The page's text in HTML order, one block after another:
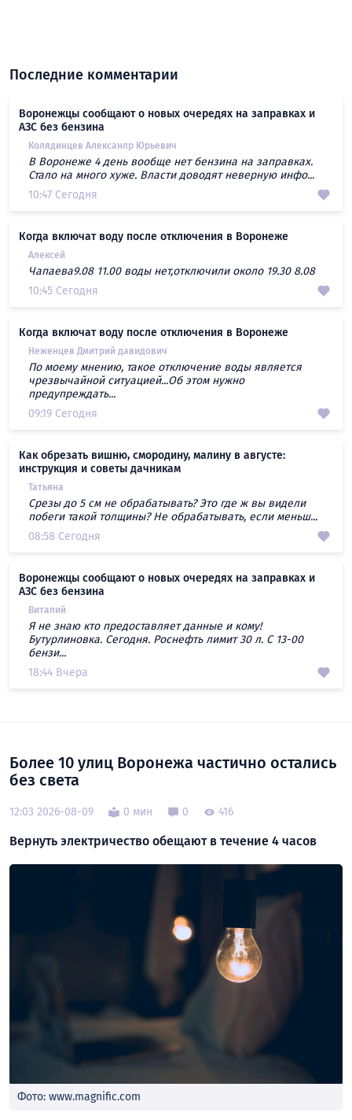
Последние комментарии
Воронежцы сообщают о новых очередях на заправках и
АЗС без бензина
Колядинцев Алексанлр Юрьевич
В Воронеже 4 день вообще нет бензина на заправках.
Стало на много хуже. Власти доводят неверную инфо...
10:47 Сегодня
Когда включат воду после отключения в Воронеже
Алексей
Чапаева9.08 11.00 воды нет,отключили около 19.30 8.08
10:45 Сегодня
Когда включат воду после отключения в Воронеже
Неженцев Дмитрий давидович
По моему мнению, такое отключение воды является
чрезвычайной ситуацией...Об этом нужно
предупреждать...
09:19 Сегодня
Как обрезать вишню, смородину, малину в августе:
инструкция и советы дачникам
Татьяна
Срезы до 5 см не обрабатывать? Это где ж вы видели
побеги такой толщины? Не обрабатывать, если меньш...
08:58 Сегодня
Воронежцы сообщают о новых очередях на заправках и
АЗС без бензина
Виталий
Я не знаю кто предоставляет данные и кому!
Бутурлиновка. Сегодня. Роснефть лимит 30 л. С 13-00
бензи...
18:44 Вчера
Более 10 улиц Воронежа частично остались
без света
12:03 2026-08-09 0 мин 0 416
Вернуть электричество обещают в течение 4 часов
Фото: www.magnific.com